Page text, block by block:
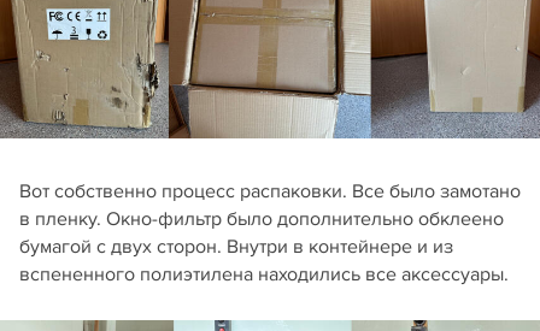
Вот собственно процесс распаковки. Все было замотано
в пленку. Окно-фильтр было дополнительно обклеено
бумагой с двух сторон. Внутри в контейнере и из
вспененного полиэтилена находились все аксессуары.